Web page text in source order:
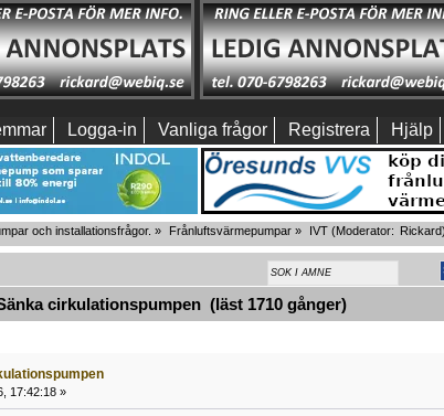
Logga-in Vanliga frågor Registrera Hjälp
och installationsfrågor. » Frånluftsvärmepumpar» IVT (Moderator: Rickard
cirkulationspumpen (läst 1710 gånger)
17:42:18 »